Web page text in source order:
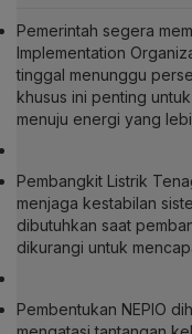
Pemerintah segera
Implementation
tinggal menunggu
khusus ini penting
menuju energi yang
Pembangkit Listrik
menjaga kestabilan
dibutuhkan saat
dikurangi untuk
Pembentukan NEPIO